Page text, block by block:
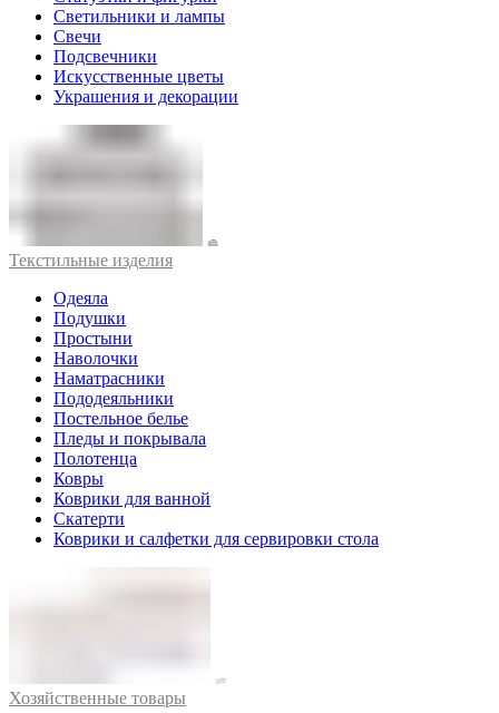
Светильники и лампы
Свечи
Подсвечники
Искусственные цветы
Украшения и декорации
Текстильные изделия
Одеяла
Подушки
Простыни
Наволочки
Наматрасники
Пододеяльники
Постельное белье
Пледы и покрывала
Полотенца
Ковры
Коврики для ванной
Скатерти
Коврики и салфетки для сервировки стола
Хозяйственные товары